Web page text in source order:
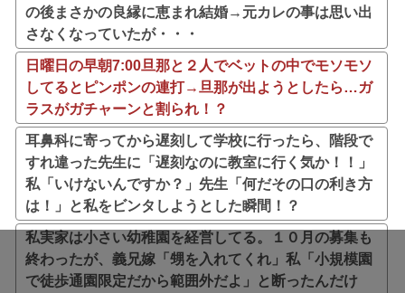
の後まさかの良縁に恵まれ結婚→元カレの事は思い出
さなくなっていたが・・・
日曜日の早朝7:00旦那と２人でベットの中でモソモソ
してるとピンポンの連打→旦那が出ようとしたら…ガ
ラスがガチャーンと割られ！？
耳鼻科に寄ってから遅刻して学校に行ったら、階段で
すれ違った先生に「遅刻なのに教室に行く気か！！」
私「いけないんですか？」先生「何だその口の利き方
は！」と私をビンタしようとした瞬間！？
私実家は小さい幼稚園を経営してる。１０月の募集も
終わったが、義兄嫁「甥を入れてくれ」私「小規模園
で徒歩通園限定だから範囲外だよ」と断ったんだけ